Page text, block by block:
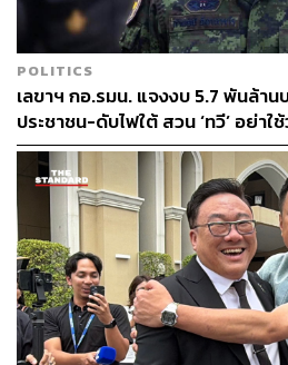
POLITICS
เลขาฯ กอ.รมน. แจงงบ 5.7 พันล้า
ประชาชน-ดับไฟใต้ สวน ‘ทวี’ อย่าใ
คนทำงานเสียกำลังใจ